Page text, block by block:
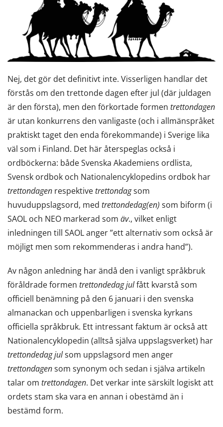
Nej, det gör det definitivt inte. Visserligen handlar det
förstås om den trettonde dagen efter jul (där juldagen
är den första), men den förkortade formen trettondagen
är utan konkurrens den vanligaste (och i allmänspråket
praktiskt taget den enda förekommande) i Sverige lika
väl som i Finland. Det här återspeglas också i
ordböckerna: både Svenska Akademiens ordlista,
Svensk ordbok och Nationalencyklopedins ordbok har
trettondagen respektivetrettondagsom
huvuduppslagsord, med trettondedag(en) som biform (i
SAOL och NEO markerad som äv., vilket enligt
inledningen till SAOL anger ”ett alternativ som också är
möjligt men som rekommenderas i andra hand”).
Av någon anledning har ändå den i vanligt språkbruk
föråldrade formen trettondedag julfått kvarstå som
officiell benämning på den 6 januari i den svenska
almanackan och uppenbarligen i svenska kyrkans
officiella språkbruk. Ett intressant faktum är också att
Nationalencyklopedin (alltså själva uppslagsverket) har
trettondedag julsom uppslagsord men anger
trettondagensom synonym och sedan i själva artikeln
talar om trettondagen. Det verkar inte särskilt logiskt att
ordets stam ska vara en annan i obestämd än i
bestämd form.